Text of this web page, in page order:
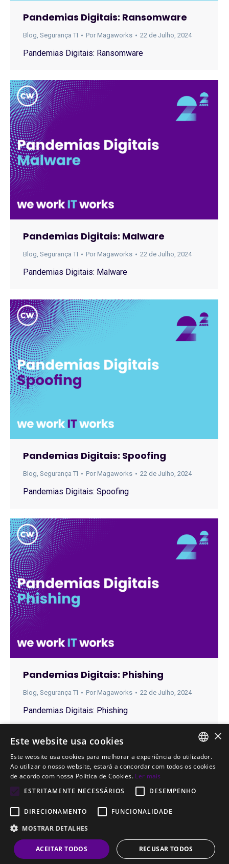
Pandemias Digitais: Ransomware
Blog Segurança TI Por Magaworks 22 de Julho, 2024
Pandemias Digitais: Ransomware
Pandemias Digitais: Malware
Blog Segurança TI Por Magaworks 22 de Julho, 2024
Pandemias Digitais: Malware
Pandemias Digitais: Spoofing
Blog Segurança TI Por Magaworks 22 de Julho, 2024
Pandemias Digitais: Spoofing
Pandemias Digitais: Phishing
Blog Segurança TI Por Magaworks 22 de Julho, 2024
Pandemias Digitais: Phishing
← 1 … 9 10 11 12 13
…
17
© CompuWorks 2002-2026. All rights reserved.
Menu Termos
PORTUGUESE
×
Este website usa cookies
Este website usa cookies para melhorar a experiência do utilizador.
Ao utilizar o nosso website, estará a concordar com todos os cookies
de acordo com nossa Política de Cookies. Ler mais
ESTRITAMENTE NECESSÁRIOS
DESEMPENHO
DIRECIONAMENTO
FUNCIONALIDADE
MOSTRAR DETALHES
ACEITAR TODOS RECUSAR TODOS